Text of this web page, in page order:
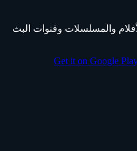
والمسلسلات وقنوات البث